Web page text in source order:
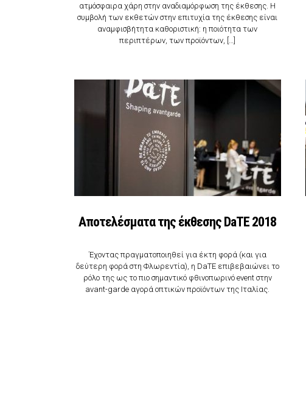
ατμόσφαιρα χάρη στην αναδιαμόρφωση της έκθεσης. Η
συμβολή των εκθετών στην επιτυχία της έκθεσης είναι
αναμφισβήτητα καθοριστική: η ποιότητα των
περιπτέρων, των προϊόντων, […]
Αποτελέσματα της έκθεσης DaTE 2018
Έχοντας πραγματοποιηθεί για έκτη φορά (και για
δεύτερη φορά στη Φλωρεντία), η DaTE επιβεβαιώνει το
ρόλο της ως το πιο σημαντικό φθινοπωρινό event στην
avant-garde αγορά οπτικών προϊόντων της Ιταλίας.